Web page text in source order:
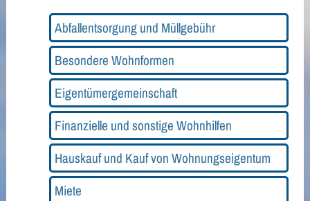
Abfallentsorgung und Müllgebühr
Besondere Wohnformen
Eigentümergemeinschaft
Finanzielle und sonstige Wohnhilfen
Hauskauf und Kauf von Wohnungseigentum
Miete